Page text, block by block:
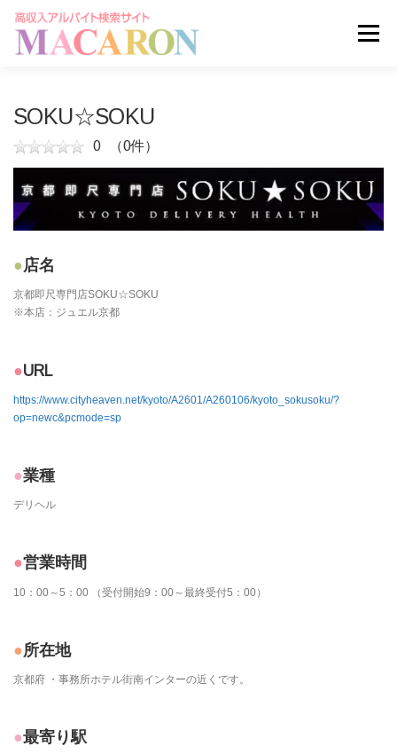
メニュー
掲載申し込みはこちら
SOKU☆SOKU
0 （0件）
店名
京都即尺専門店SOKU☆SOKU
※本店：ジュエル京都
URL
https://www.cityheaven.net/kyoto/A2601/A260106/kyoto_sokusoku/?
op=newc&pcmode=sp
業種
デリヘル
営業時間
10：00～5：00 （受付開始9：00～最終受付5：00）
所在地
京都府 ・事務所ホテル街南インターの近くです。
最寄り駅